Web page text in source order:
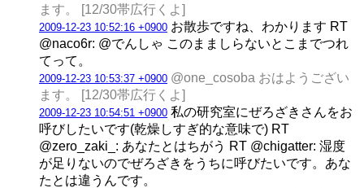
ます。 [12/30帯広行くよ]
2009-12-23 10:52:16 +0900 お散歩ですね、わかります RT
@naco6r: @でんしゃ このまましらないとこまでつれ
てって。
2009-12-23 10:53:37 +0900 @one_cosoba おはようござい
ます。 [12/30帯広行くよ]
2009-12-23 10:54:51 +0900 私の研究室にぜろざきさんをお
呼びしたいです(乾燥しすぎ的な意味で) RT
@zero_zaki_: あなたとはちがう RT @chigatter: 湿度
が足りないのでぜろざきをうちに呼びたいです。あな
たとは違うんです。